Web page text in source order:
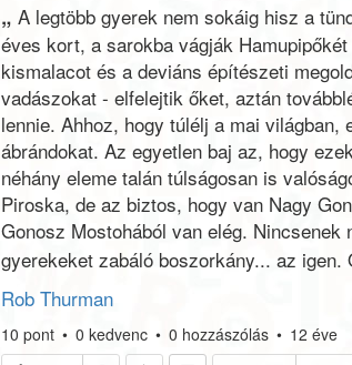
„ A legtöbb gyerek nem sokáig hisz a
éves kort, a sarokba vágják
kismalacot és a deviáns építészeti
vadászokat - elfelejtik őket, aztán
lennie. Ahhoz, hogy túlélj a mai
ábrándokat. Az egyetlen baj az, hogy
néhány eleme talán túlságosan is
Piroska, de az biztos, hogy van Nagy
Gonosz Mostohából van elég.
gyerekeket zabáló boszorkány... az igen.
Rob Thurman
10 pont • 0 kedvenc • 0 hozzászólás • 12 éve